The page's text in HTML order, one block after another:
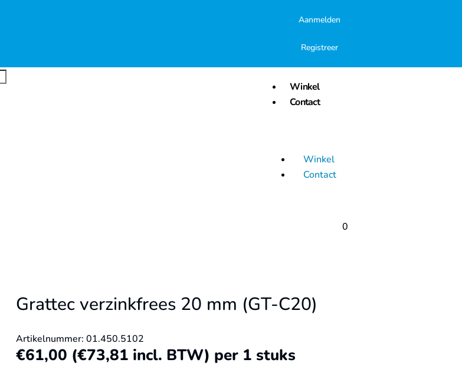
Aanmelden
Registreer
Winkel
Contact
Winkel
Contact
0
Grattec verzinkfrees 20 mm (GT-C20)
Artikelnummer: 01.450.5102
€61,00 (€73,81 incl. BTW) per 1 stuks